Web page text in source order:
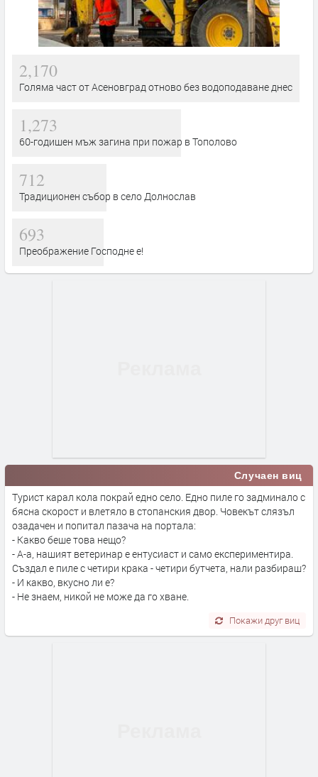
2,170
Голяма част от Асеновград отново без водоподаване днес
1,273
60-годишен мъж загина при пожар в Тополово
712
Традиционен събор в село Долнослав
693
Преображение Господне е!
Случаен виц
Турист карал кола покрай едно село. Едно пиле го задминало с
бясна скорост и влетяло в стопанския двор. Човекът слязъл
озадачен и попитал пазача на портала:
- Какво беше това нещо?
- А-а, нашият ветеринар е ентусиаст и само експериментира.
Създал е пиле с четири крака - четири бутчета, нали разбираш?
- И какво, вкусно ли е?
- Не знаем, никой не може да го хване.
Покажи друг виц